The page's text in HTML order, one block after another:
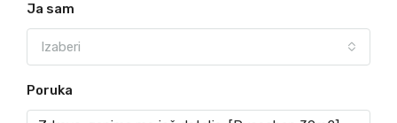
Ja sam
Izaberi
Poruka